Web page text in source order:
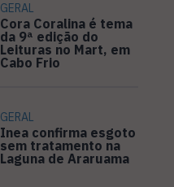
GERAL
Cora Coralina é tema
da 9ª edição do
Leituras no Mart, em
Cabo Frio
GERAL
Inea confirma esgoto
sem tratamento na
Laguna de Araruama